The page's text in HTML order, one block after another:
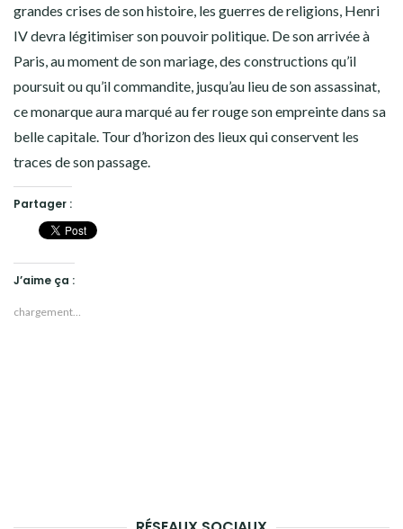
grandes crises de son histoire, les guerres de religions, Henri
IV devra légitimiser son pouvoir politique. De son arrivée à
Paris, au moment de son mariage, des constructions qu’il
poursuit ou qu’il commandite, jusqu’au lieu de son assassinat,
ce monarque aura marqué au fer rouge son empreinte dans sa
belle capitale. Tour d’horizon des lieux qui conservent les
traces de son passage.
Partager :
J’aime ça :
chargement…